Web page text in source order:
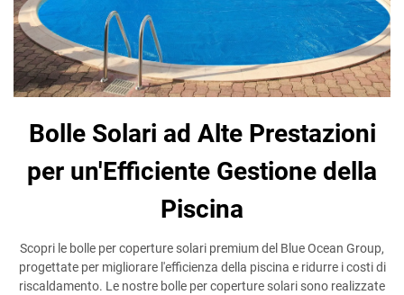
Bolle Solari ad Alte Prestazioni
per un'Efficiente Gestione della
Piscina
Scopri le bolle per coperture solari premium del Blue Ocean Group,
progettate per migliorare l'efficienza della piscina e ridurre i costi di
riscaldamento. Le nostre bolle per coperture solari sono realizzate